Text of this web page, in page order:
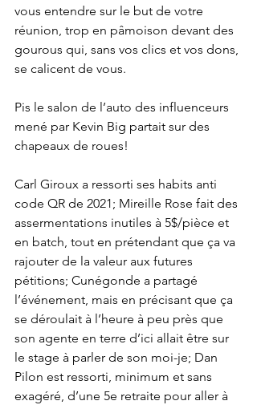
vous entendre sur le but de votre
réunion, trop en pâmoison devant des
gourous qui, sans vos clics et vos dons,
se calicent de vous.
Pis le salon de l’auto des influenceurs
mené par Kevin Big partait sur des
chapeaux de roues!
Carl Giroux a ressorti ses habits anti
code QR de 2021; Mireille Rose fait des
assermentations inutiles à 5$/pièce et
en batch, tout en prétendant que ça va
rajouter de la valeur aux futures
pétitions; Cunégonde a partagé
l’événement, mais en précisant que ça
se déroulait à l’heure à peu près que
son agente en terre d’ici allait être sur
le stage à parler de son moi-je; Dan
Pilon est ressorti, minimum et sans
exagéré, d’une 5e retraite pour aller à